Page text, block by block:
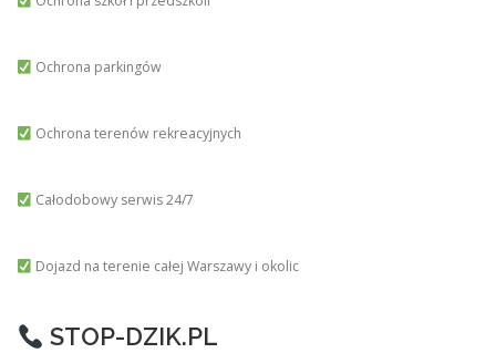
Ochrona parkingów
Ochrona terenów rekreacyjnych
Całodobowy serwis 24/7
Dojazd na terenie całej Warszawy i okolic
STOP-DZIK.PL